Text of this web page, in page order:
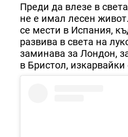
Преди да влезе в
не е имал лесен
се мести в Испания,
развива в света на
заминава за Лондон,
в Бристол,